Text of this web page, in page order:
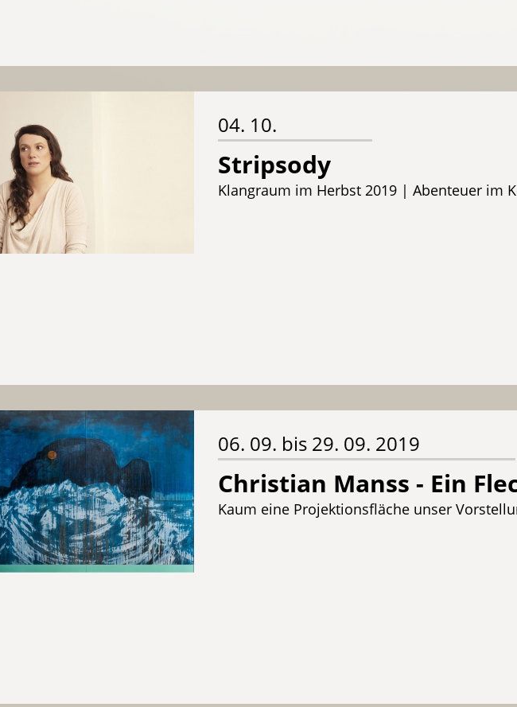
04. 10.
Stripsody
Klangraum im Herbst 2019 | Abenteuer im
06. 09. bis 29. 09. 2019
Christian Manss - Ein
Kaum eine Projektionsfläche unser